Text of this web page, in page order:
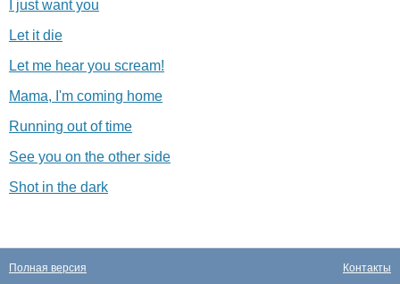
I just want you
Let it die
Let me hear you scream!
Mama, I'm coming home
Running out of time
See you on the other side
Shot in the dark
Контакты
Полная версия